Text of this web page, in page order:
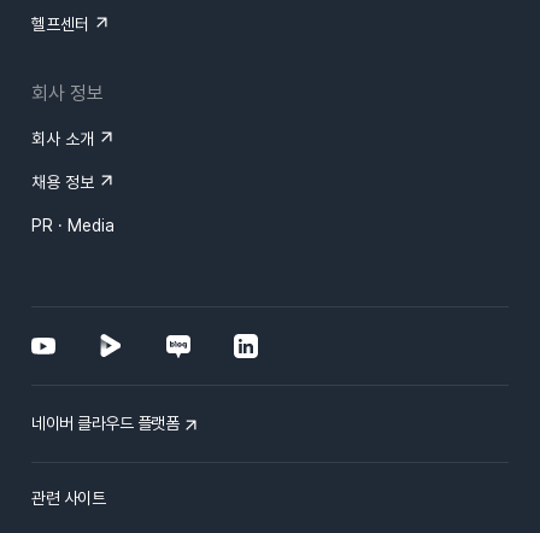
헬프센터
회사 정보
회사 소개
채용 정보
PR · Media
네이버 클라우드 플랫폼
관련 사이트